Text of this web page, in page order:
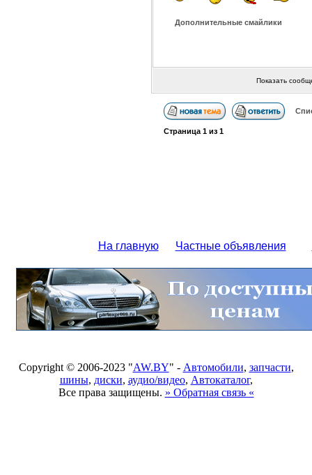
Дополнительные смайлики
Показать
Страница 1из 1
На главную Частные объявления
Copyright © 2006-2023 "AW.BY" - Автомобили, запчасти,
шины, диски, аудио/видео, Автокаталог,
Все права защищены. » Обратная связь «